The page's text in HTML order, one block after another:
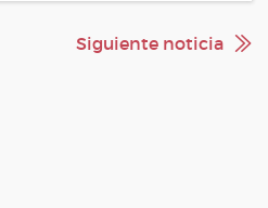
Siguiente noticia